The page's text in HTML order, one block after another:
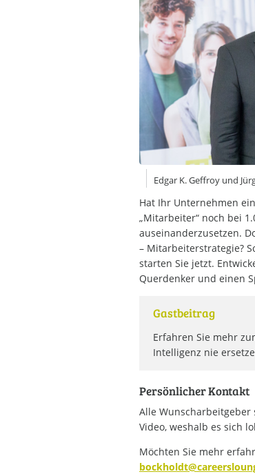
Edgar K. Geffroy und
Hat Ihr Unternehmen
„Mitarbeiter“ noch bei
auseinanderzusetzen.
– Mitarbeiterstrategie?
starten Sie jetzt.
Querdenker und einen
Gastbeitrag
Erfahren Sie mehr
Intelligenz nie
Persönlicher Kontakt
Alle Wunscharbeitgeber
Video, weshalb es sich
Möchten Sie mehr
bockholdt@